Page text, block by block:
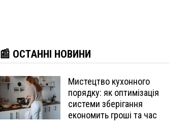
📰 ОСТАННІ НОВИНИ
Мистецтво кухонного
порядку: як оптимізація
системи зберігання
економить гроші та час